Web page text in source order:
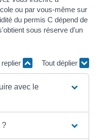
ou par vous-même sur
du permis C dépend de
sous réserve d'un
replier Tout déplier
avec le
?